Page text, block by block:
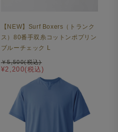
【NEW】Surf Boxers（トランク
ス）80番手双糸コットンポプリン
ブルーチェック L
¥2,200(税込)
￥5,500(税込)